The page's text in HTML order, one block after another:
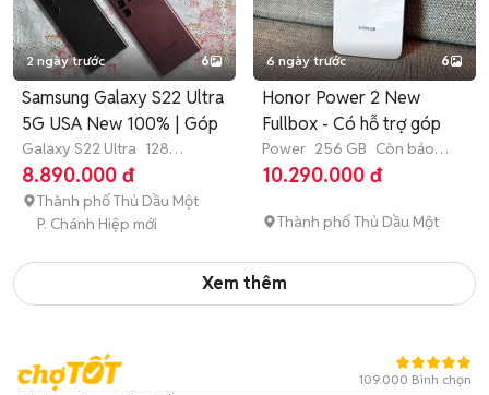
2 ngày trước 6
Samsung Galaxy S22 Ultra
5G USA New 100% | Góp
Galaxy S22 Ultra 128
GB Còn bảo hành
8.890.000 đ
Thành phố Thủ Dầu Một
P. Chánh Hiệp mới
6 ngày trước 6
Honor Power 2 New
Fullbox - Có hỗ trợ góp
Power 256 GB Còn bảo
hành
10.290.000 đ
Thành phố Thủ Dầu Một
Xem thêm
109.000 Bình chọn